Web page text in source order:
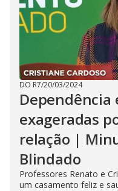
DO R7/20/03/2024
Dependência
exageradas
relação |
Blindado
Professores Renato e
um casamento feliz e